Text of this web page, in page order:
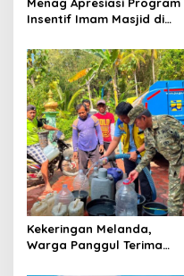
Menag Apresiasi Program
Insentif Imam Masjid di
Model Nasional
Kekeringan Melanda,
Warga Panggul Terima